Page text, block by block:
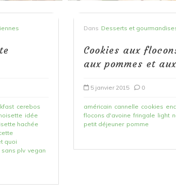
cerebos
idée
hachée
quoi
sans plv vegan
Dans Desserts et
Cookies aux
aux pommes et
5 janvier 2015 0
américain cannelle cookies
flocons d'avoine fringale light
petit déjeuner pomme
en 2 façons,
à l’orange
Dans Recettes
Salons, rencontres
Spaghettis aux
au balsamique
18 mars 2020